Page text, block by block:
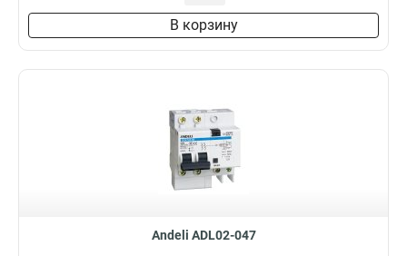
В корзину
Andeli ADL02-047